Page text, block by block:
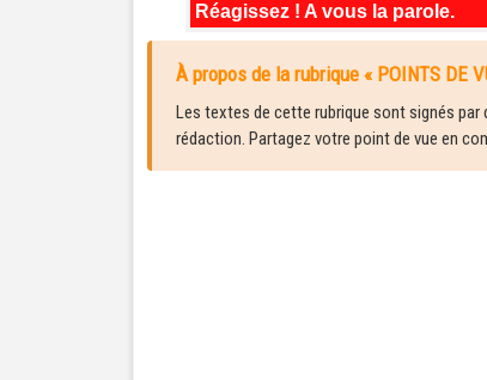
Réagissez ! A vous la parole.
À propos de la rubrique « POINTS DE
Les textes de cette rubrique sont signés
rédaction. Partagez votre point de vue en